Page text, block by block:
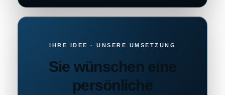
IHRE IDEE · UNSERE UMSETZUNG
Sie wünschen eine
persönliche